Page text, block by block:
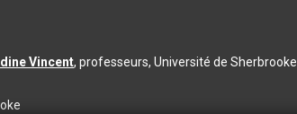
Vincent, professeurs, Université de Sherbrooke